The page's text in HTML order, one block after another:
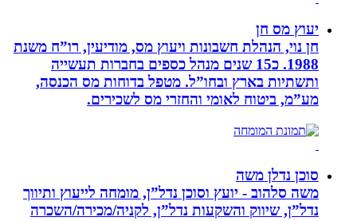
יעוץ מס חן
חן נוי, הנהלת חשבונות ויעוץ מס, מודיעין, רו”ח משנת
1988. כ15 שנים מנהל כספים בחברות תעשייה
ותשתיות בארץ ובחו”ל. מטפל בדוחות מס הכנסה,
מע”מ, ביטוח לאומי והחזרי מס לשכירים.
סוכן נדלן משה
משה סלהוב - יועץ וסוכן נדל”ן, מומחה לייעוץ ותיווך
נדל”ן, שיווק והשקעות נדל”ן, לקניה/מכירה/השכרה